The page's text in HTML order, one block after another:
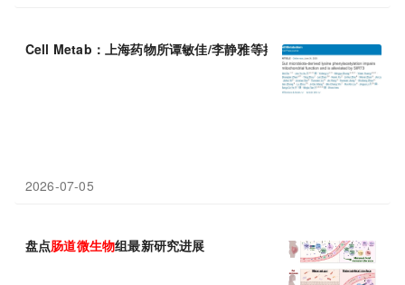
Cell Metab：上海药物所谭敏佳/李静雅等揭示肠道微生物群来源
2026-07-05
盘点肠道微生物组最新研究进展